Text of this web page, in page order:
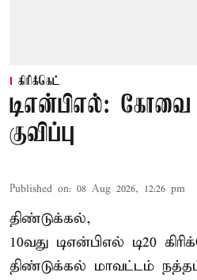
கிரிக்கெட்
டிஎன்பிஎல்:
குவிப்பு
Published on: 08 Aug 2026, 12:26 pm
திண்டுக்கல்,
10வது டிஎன்பிஎல் டி20
திண்டுக்கல் மாவட்டம்